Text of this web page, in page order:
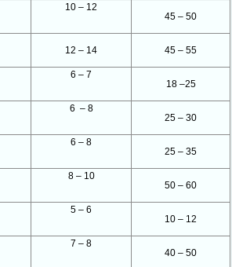
10 – 12
45 – 50
12 – 14 45 – 55
6 – 7
18 –25
6 – 8
25 – 30
6 – 8
25 – 35
8 – 10
50 – 60
5 – 6
10 – 12
7 – 8
40 – 50